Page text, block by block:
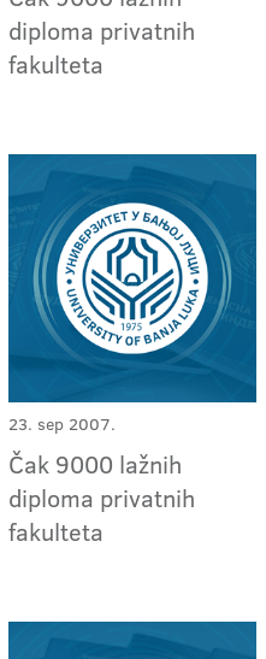
diploma privatnih
fakulteta
23. sep 2007.
Čak 9000 lažnih
diploma privatnih
fakulteta